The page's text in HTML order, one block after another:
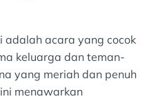
adalah acara yang cocok
keluarga dan teman-
yang meriah dan penuh
menawarkan